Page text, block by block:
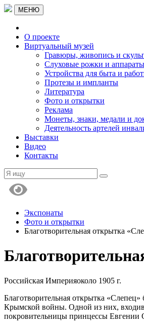
МЕНЮ
О проекте
Виртуальный музей
Гравюры, живопись и
Слуховые рожки и аппараты
Устройства для быта и
Протезы и импланты
Литература
Фото и открытки
Реклама
Монеты, знаки, медали и
Деятельность артелей
Выставки
Видео
Контакты
Экспонаты
Фото и открытки
Благотворительная открытка
Российская Империяоколо 1905 г.
Благотворительная открытка
Крымской войны. Одной из них,
покровительницы принцессы